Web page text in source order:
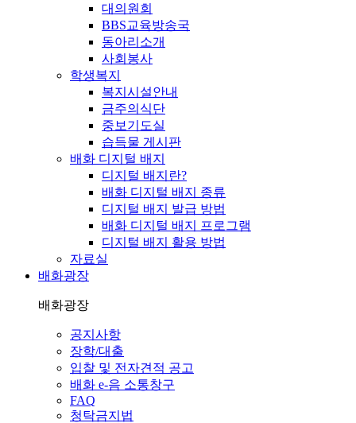
대의원회
BBS교육방송국
동아리소개
사회봉사
학생복지
복지시설안내
금주의식단
중보기도실
습득물 게시판
배화 디지털 배지
디지털 배지란?
배화 디지털 배지 종류
디지털 배지 발급 방법
배화 디지털 배지 프로그램
디지털 배지 활용 방법
자료실
배화광장
배화광장
공지사항
장학/대출
입찰 및 전자견적 공고
배화 e-음 소통창구
FAQ
청탁금지법